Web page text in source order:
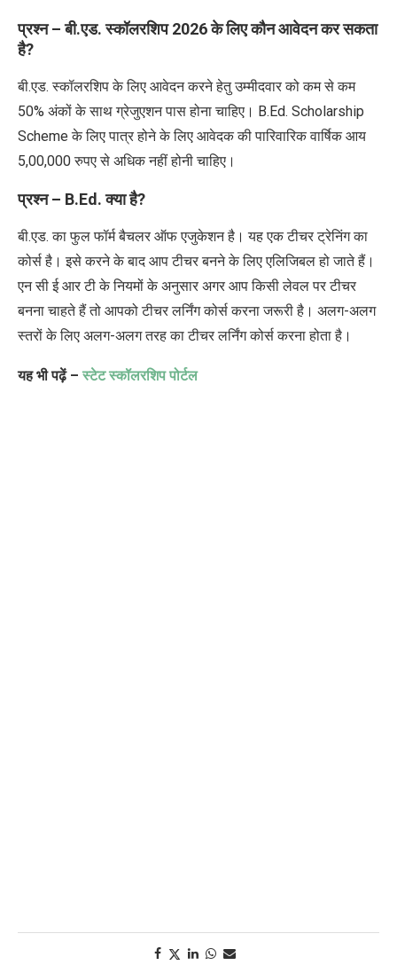
प्रश्न – बी.एड. स्कॉलरशिप 2026 के लिए कौन आवेदन कर सकता
है?
बी.एड. स्कॉलरशिप के लिए आवेदन करने हेतु उम्मीदवार को कम से कम
50% अंकों के साथ ग्रेजुएशन पास होना चाहिए। B.Ed. Scholarship
Scheme के लिए पात्र होने के लिए आवेदक की पारिवारिक वार्षिक आय
5,00,000 रुपए से अधिक नहीं होनी चाहिए।
प्रश्न – B.Ed. क्या है?
बी.एड. का फुल फॉर्म बैचलर ऑफ एजुकेशन है। यह एक टीचर ट्रेनिंग का
कोर्स है। इसे करने के बाद आप टीचर बनने के लिए एलिजिबल हो जाते हैं।
एन सी ई आर टी के नियमों के अनुसार अगर आप किसी लेवल पर टीचर
बनना चाहते हैं तो आपको टीचर लर्निंग कोर्स करना जरूरी है। अलग-अलग
स्तरों के लिए अलग-अलग तरह का टीचर लर्निंग कोर्स करना होता है।
यह भी पढ़ें – स्टेट स्कॉलरशिप पोर्टल